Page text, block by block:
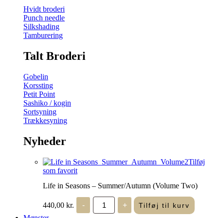
Hvidt broderi
Punch needle
Silkshading
Tamburering
Talt Broderi
Gobelin
Korssting
Petit Point
Sashiko / kogin
Sortsyning
Trækkesyning
Nyheder
Tilføj
som favorit
Life in Seasons – Summer/Autumn (Volume Two)
440,00 kr. -
Life
Seasons
+ Tilføj til kurv